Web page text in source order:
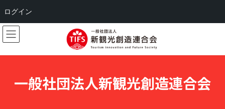
コ
ン
ン
ナ
ビ
ー
ログイン
一般社団法人新観光創造連合会